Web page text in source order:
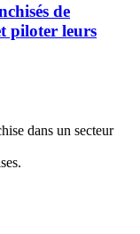
de
piloter leurs
dans un secteur